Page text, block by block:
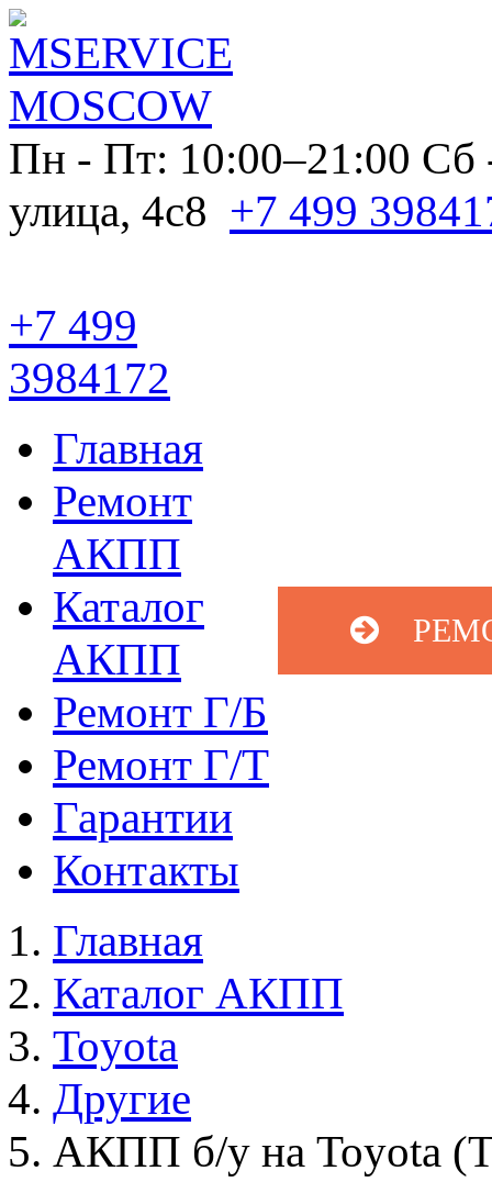
Пн - Пт: 10:00–21:00 Сб
улица, 4с8 +7 499
+7 499
3984172
Главная
Ремонт
АКПП
Каталог
АКПП
Ремонт Г/Б
Ремонт Г/Т
Гарантии
Контакты
Главная
Каталог АКПП
Toyota
Другие
АКПП б/у на Toyota